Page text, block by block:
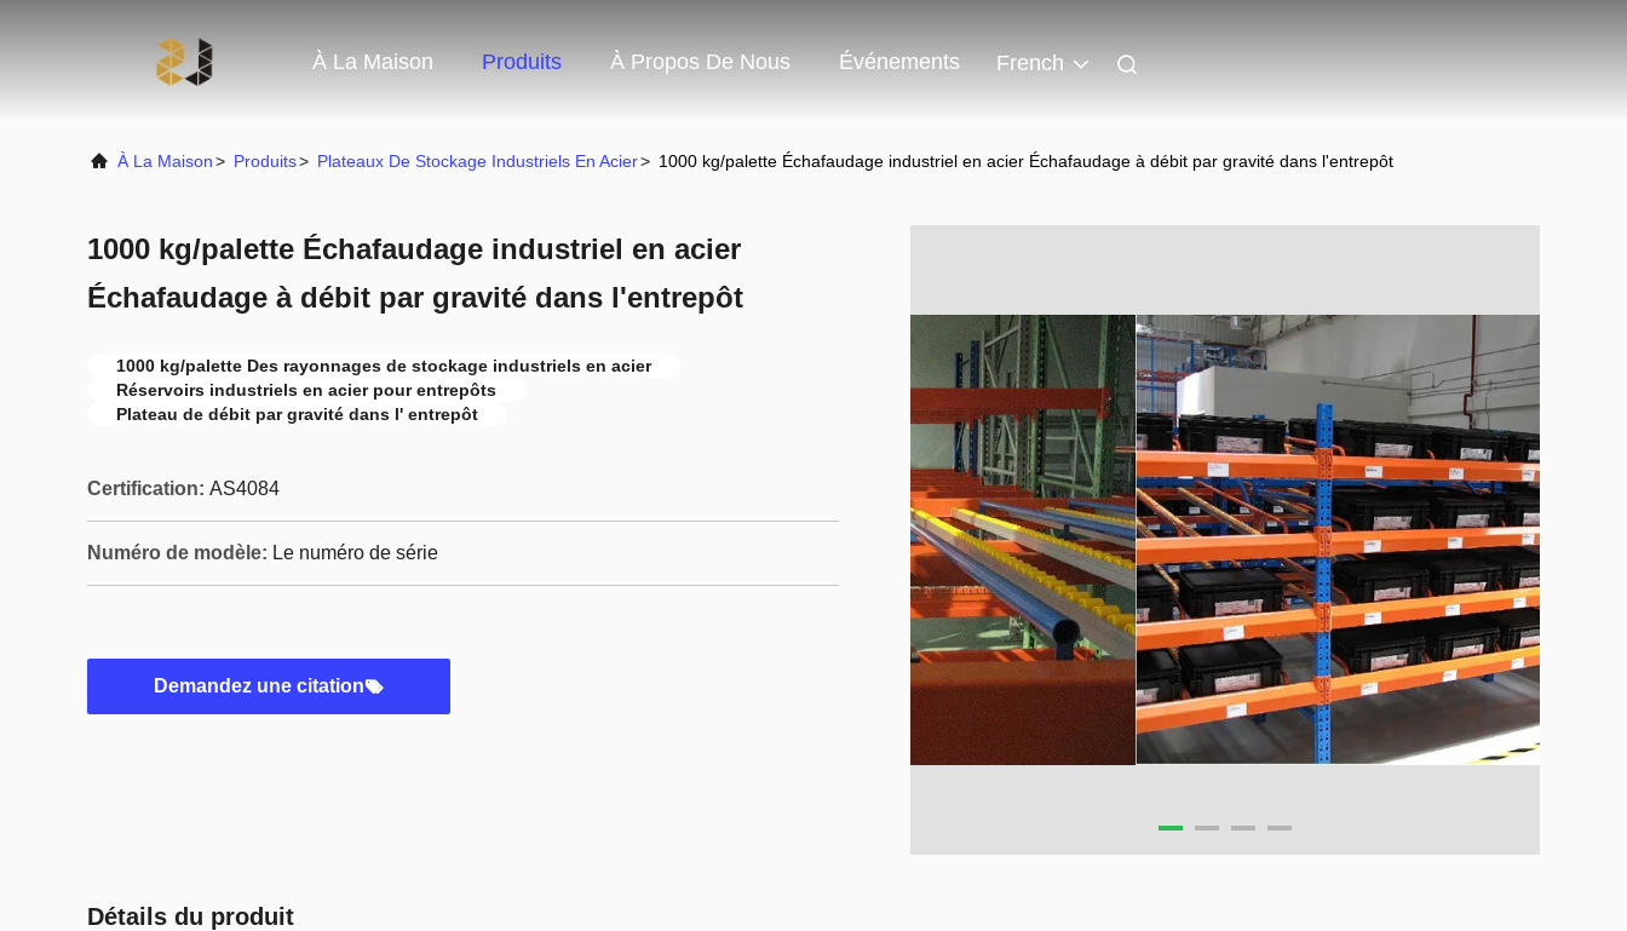
À La Maison Produits À Propos De Nous Événements French
À La Maison> Produits> Plateaux De Stockage Industriels En Acier> 1000 kg/palette Échafaudage industriel en acier Échafaudage à débit par gravité dans l'entrepôt
1000 kg/palette Échafaudage industriel en acier
Échafaudage à débit par gravité dans l'entrepôt
1000 kg/palette Des rayonnages de stockage industriels en acier
Réservoirs industriels en acier pour entrepôts
Plateau de débit par gravité dans l' entrepôt
Certification: AS4084
Numéro de modèle: Le numéro de série
Demandez une citation
Détails du produit